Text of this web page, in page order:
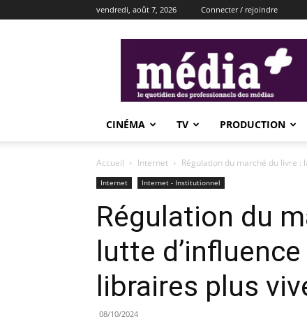
vendredi, août 7, 2026 Connecter / rejoindre
CINÉMA TV PRODUCTION
Accueil Internet Régulation du marché du livre :
Internet Internet - Institutionnel
Régulation du
lutte
libraires plus
08/10/2024